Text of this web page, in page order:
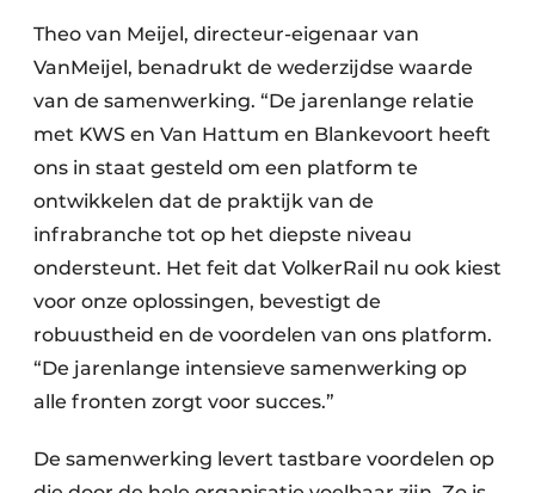
Theo van Meijel, directeur-eigenaar van
VanMeijel, benadrukt de wederzijdse waarde
van de samenwerking. “De jarenlange relatie
met KWS en Van Hattum en Blankevoort heeft
ons in staat gesteld om een platform te
ontwikkelen dat de praktijk van de
infrabranche tot op het diepste niveau
ondersteunt. Het feit dat VolkerRail nu ook kiest
voor onze oplossingen, bevestigt de
robuustheid en de voordelen van ons platform.
“De jarenlange intensieve samenwerking op
alle fronten zorgt voor succes.”
De samenwerking levert tastbare voordelen op